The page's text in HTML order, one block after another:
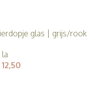
glas | grijs/rook
la
12,50